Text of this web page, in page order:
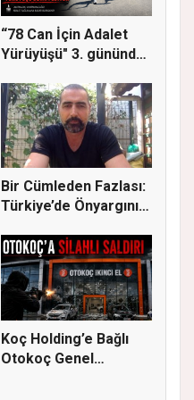
“78 Can İçin Adalet
Yürüyüşü" 3. gününde
Bir Cümleden Fazlası:
Türkiye’de Önyargının
Koç Holding’e Bağlı
Otokoç Genel